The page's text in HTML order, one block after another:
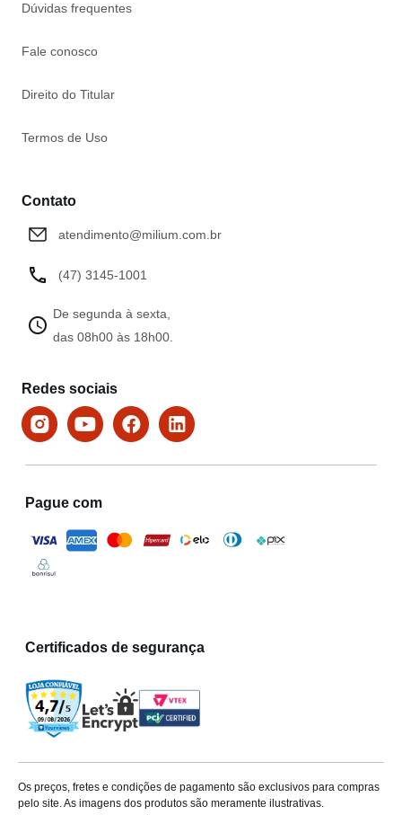
Dúvidas frequentes
Fale conosco
Direito do Titular
Termos de Uso
Contato
atendimento@milium.com.br
(47) 3145-1001
De segunda à sexta,
das 08h00 às 18h00.
Redes sociais
Pague com
Certificados de segurança
Os preços, fretes e condições de pagamento são exclusivos para compras
pelo site. As imagens dos produtos são meramente ilustrativas.